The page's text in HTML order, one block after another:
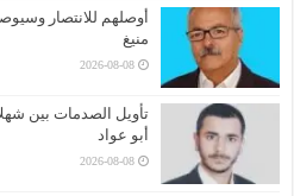
أوصلهم للانتصار
منيغ
2026-08-08
تأويل الصدمات بين
أبو عواد
2026-08-08